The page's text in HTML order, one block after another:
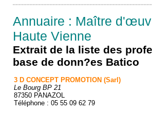
Annuaire : Maître
Haute Vienne
Extrait de la liste des
base de donn?es Batico
3 D CONCEPT PROMOTION (Sarl)
Le Bourg BP 21
87350 PANAZOL
Téléphone : 05 55 09 62 79